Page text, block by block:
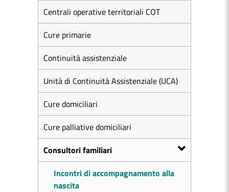
Centrali operative territoriali COT
Cure primarie
Continuità assistenziale
Unità di Continuità Assistenziale (UCA)
Cure domiciliari
Cure palliative domiciliari
Consultori familiari
Incontri di accompagnamento alla
nascita